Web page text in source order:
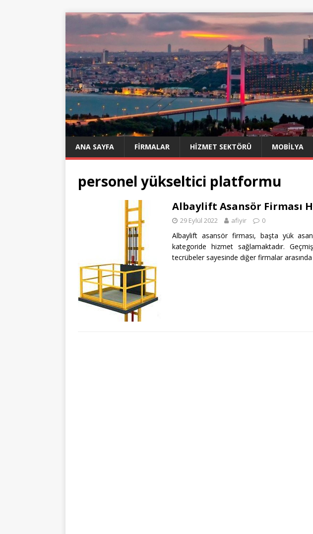
ANA SAYFA FIRMALAR HIZMET SEKTÖRÜ MOBILYA
personel yükseltici platformu
Albaylift Asansör Firması
29 Eylül 2022 afiyir 0
Albaylift asansör firması, başta yük
kategoride hizmet sağlamaktadır.
tecrübeler sayesinde diğer firmalar